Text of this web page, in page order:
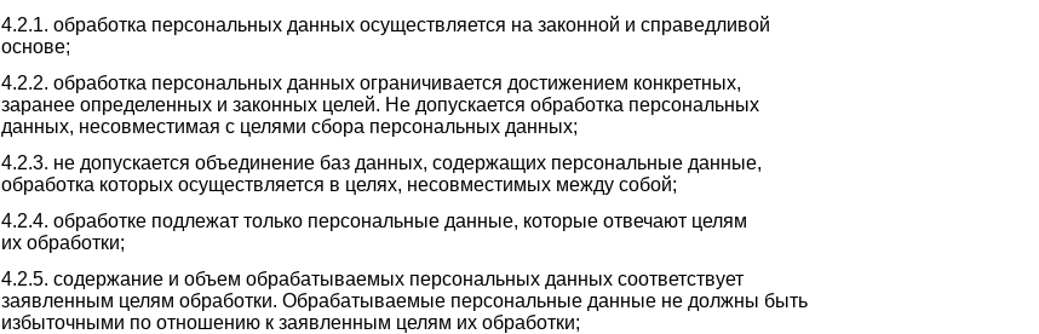
4.2.1. обработка персональных данных осуществляется на законной и справедливой
основе;
4.2.2. обработка персональных данных ограничивается достижением конкретных,
заранее определенных и законных целей. Не допускается обработка персональных
данных, несовместимая с целями сбора персональных данных;
4.2.3. не допускается объединение баз данных, содержащих персональные данные,
обработка которых осуществляется в целях, несовместимых между собой;
4.2.4. обработке подлежат только персональные данные, которые отвечают целям
их обработки;
4.2.5. содержание и объем обрабатываемых персональных данных соответствует
заявленным целям обработки. Обрабатываемые персональные данные не должны быть
избыточными по отношению к заявленным целям их обработки;